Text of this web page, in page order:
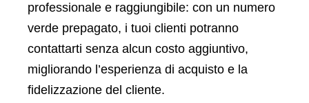
professionale e raggiungibile: con un numero
verde prepagato, i tuoi clienti potranno
contattarti senza alcun costo aggiuntivo,
migliorando l’esperienza di acquisto e la
fidelizzazione del cliente.